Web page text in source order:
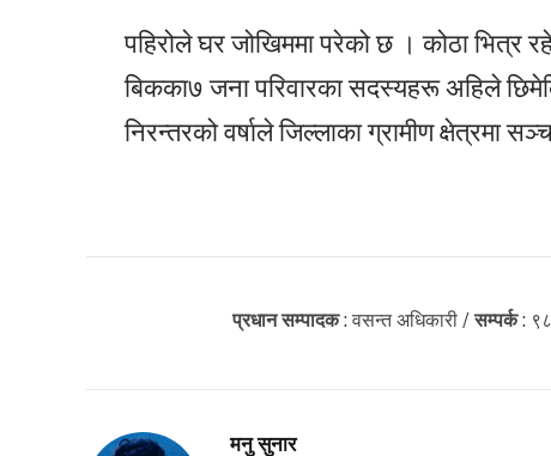
पहिरोले घर जोखिममा परेको छ । कोठा भित्र
बिकका७ जना परिवारका सदस्यहरू अहिले
निरन्तरको वर्षाले जिल्लाका ग्रामीण
प्रधान सम्पादक: वसन्त अधिकारी /सम्पर्क:
मनु सुनार